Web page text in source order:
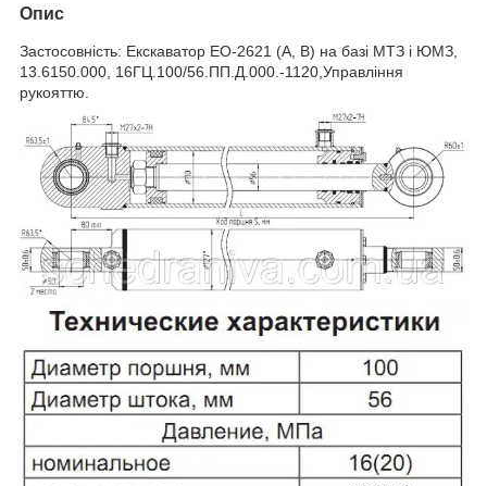
Опис
Застосовність: Екскаватор ЕО-2621 (А, В) на базі МТЗ і ЮМЗ,
13.6150.000, 16ГЦ.100/56.ПП.Д.000.-1120,Управління
рукояттю.